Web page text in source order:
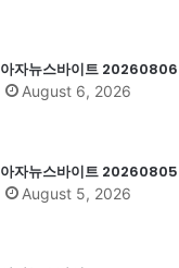
아자뉴스바이트 20260806
August 6, 2026
아자뉴스바이트 20260805
August 5, 2026